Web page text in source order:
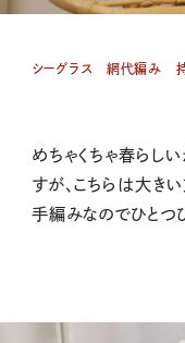
シーグラス 網代編み 持
めちゃくちゃ春らし
すが、こちらは大きい
手編みなのでひとつ